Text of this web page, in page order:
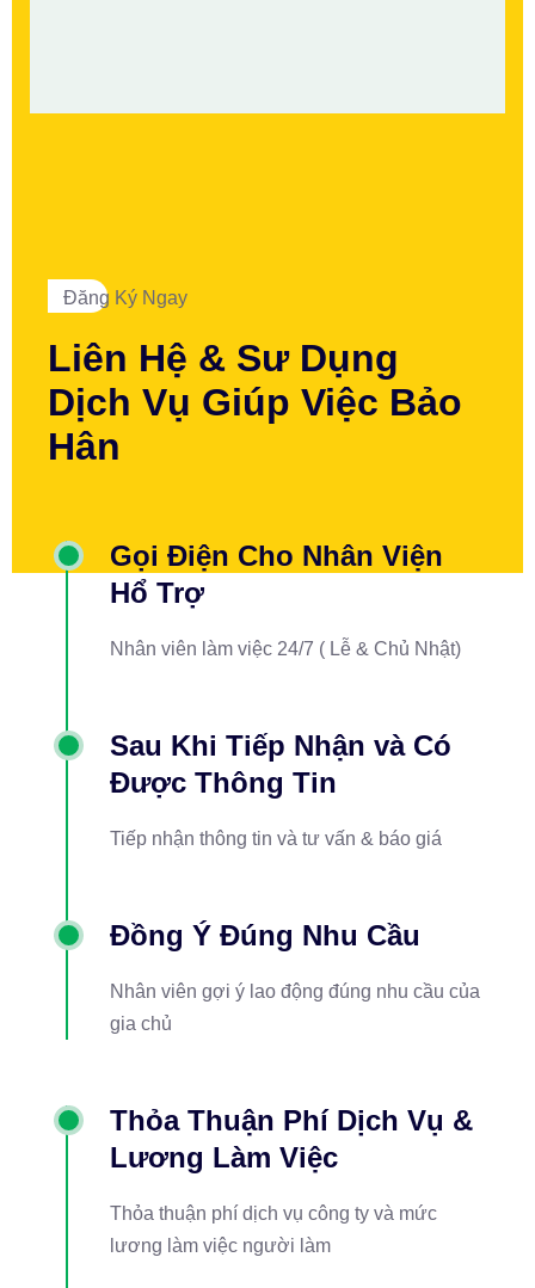
Đăng Ký Ngay
Liên Hệ & Sư Dụng
Dịch Vụ Giúp Việc Bảo
Hân
Gọi Điện Cho Nhân Viện
Hổ Trợ
Nhân viên làm việc 24/7 ( Lễ & Chủ Nhật)
Sau Khi Tiếp Nhận và Có
Được Thông Tin
Tiếp nhận thông tin và tư vấn & báo giá
Đồng Ý Đúng Nhu Cầu
Nhân viên gợi ý lao động đúng nhu cầu của
gia chủ
Thỏa Thuận Phí Dịch Vụ &
Lương Làm Việc
Thỏa thuận phí dịch vụ công ty và mức
lương làm việc người làm